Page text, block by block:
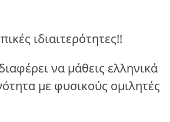
ιδιαιτερότητες!!
να μάθεις ελληνικά
με φυσικούς ομιλητές